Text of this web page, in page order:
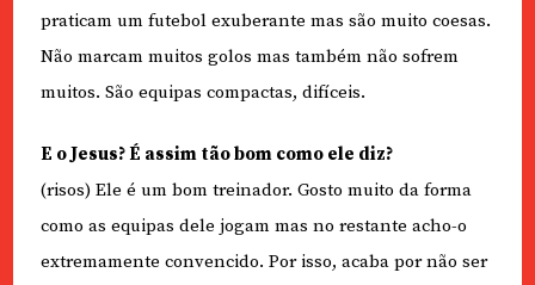
praticam um futebol exuberante mas são muito coesas.
Não marcam muitos golos mas também não sofrem
muitos. São equipas compactas, difíceis.
E o Jesus? É assim tão bom como ele diz?
(risos) Ele é um bom treinador. Gosto muito da forma
como as equipas dele jogam mas no restante acho-o
extremamente convencido. Por isso, acaba por não ser